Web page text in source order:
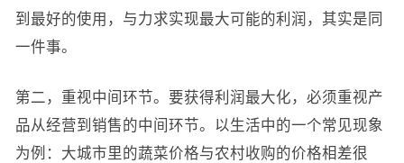
到最好的使用，与力求实现最大可能的利润，其实是同
一件事。
第二，重视中间环节。要获得利润最大化，必须重视产
品从经营到销售的中间环节。以生活中的一个常见现象
为例：大城市里的蔬菜价格与农村收购的价格相差很